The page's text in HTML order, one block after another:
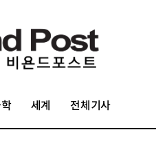
학 세계 전체기사